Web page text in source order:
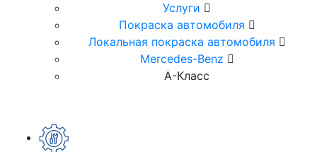
Услуги
Покраска автомобиля
Локальная покраска автомобиля
Mercedes-Benz
А-Класс